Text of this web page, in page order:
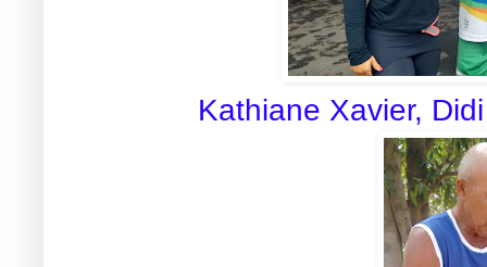
Kathiane Xavier,